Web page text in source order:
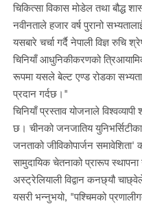
चिकित्सा विकास मोडेल तथा बौद्ध
नवीनताले हजार वर्ष पुरानो
यसबारे चर्चा गर्दै नेपाली विज्ञ रुचि
चिनियाँ आधुनिकीकरणको
रूपमा यसले बेल्ट एण्ड रोडका
प्रदान गर्दछ।"
चिनियाँ प्रस्ताव योजनाले
छ। चीनको जनजातिय
जनताको जीविकोपार्जन समावेशिता'
सामुदायिक चेतनाको प्रारूप
अस्ट्रेलियाली विद्वान कनछ्यौ
यसरी भन्नुभयो, "पश्चिमको